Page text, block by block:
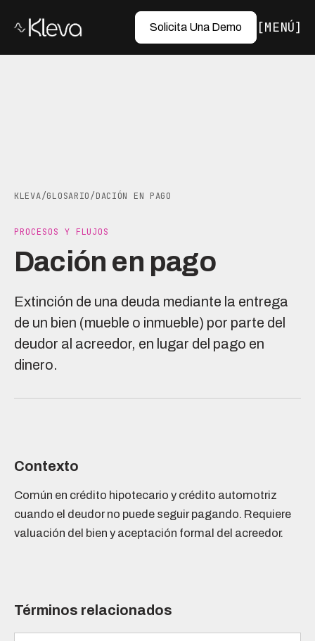
Solicita Una Demo MENÚ
KLEVA/GLOSARIO/DACIÓN EN PAGO
PROCESOS Y FLUJOS
Dación en pago
Extinción de una deuda mediante la entrega
de un bien (mueble o inmueble) por parte del
deudor al acreedor, en lugar del pago en
dinero.
Contexto
Común en crédito hipotecario y crédito automotriz
cuando el deudor no puede seguir pagando. Requiere
valuación del bien y aceptación formal del acreedor.
Términos relacionados